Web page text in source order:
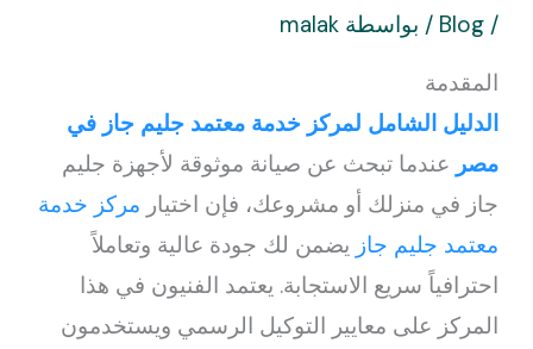
/
Blog / بواسطة malak
المقدمة
الدليل الشامل لمركز خدمة معتمد جليم جاز في
مصر عندما تبحث عن صيانة موثوقة لأجهزة جليم
جاز في منزلك أو مشروعك، فإن اختيار مركز خدمة
معتمد جليم جاز يضمن لك جودة عالية وتعاملاً
احترافياً سريع الاستجابة. يعتمد الفنيون في هذا
المركز على معايير التوكيل الرسمي ويستخدمون